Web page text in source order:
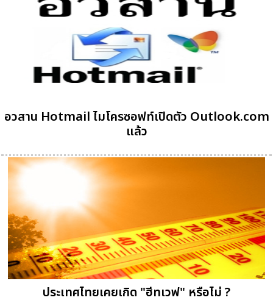
อวสาน Hotmail ไมโครซอฟท์เปิดตัว Outlook.com
แล้ว
ประเทศไทยเคยเกิด "ฮีทเวฟ" หรือไม่ ?